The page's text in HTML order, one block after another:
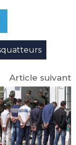
Article suivant